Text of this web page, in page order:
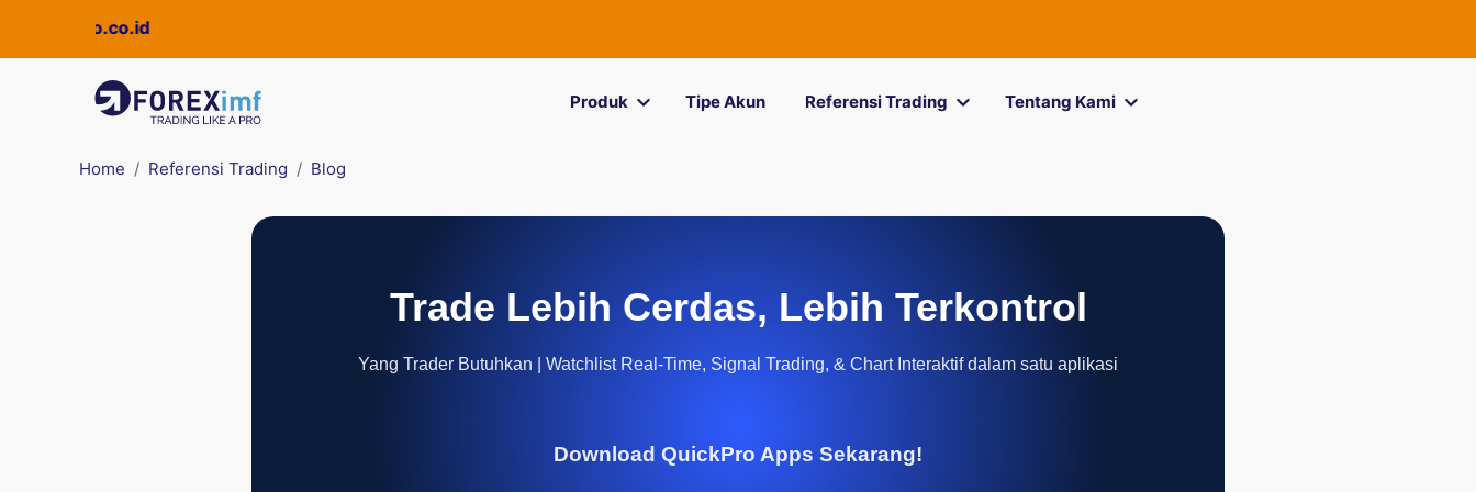
Produk Tipe Akun Referensi Trading Tentang Kami
Home Referensi Trading Blog
Trade Lebih Cerdas, Lebih Terkontrol
Yang Trader Butuhkan | Watchlist Real-Time, Signal Trading, & Chart Interaktif dalam satu aplikasi
Download QuickPro Apps Sekarang!